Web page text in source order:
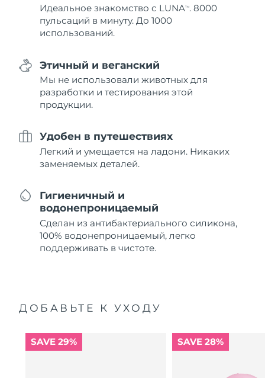
Идеальное знакомство с LUNATM . 8000
пульсаций в минуту. До 1000
использований.
Этичный и веганский
Мы не использовали животных для
разработки и тестирования этой
продукции.
Удобен в путешествиях
Легкий и умещается на ладони. Никаких
заменяемых деталей.
Гигиеничный и
водонепроницаемый
Сделан из антибактериального силикона,
100% водонепроницаемый, легко
поддерживать в чистоте.
ДОБАВЬТЕ К УХОДУ
SAVE 29% SAVE 28%